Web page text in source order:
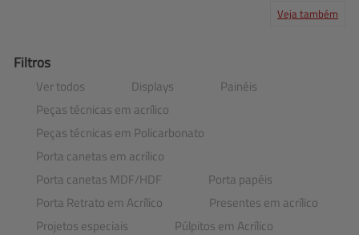
Veja também
Filtros
Ver todos Displays
Painéis
Peças técnicas em acrílico
Peças técnicas em Policarbonato
Porta canetas em acrílico
Porta canetas MDF​/​HDF
Porta papéis
Porta Retrato em Acrílico
Presentes em acrílico
Projetos especiais
Púlpitos em Acrílico